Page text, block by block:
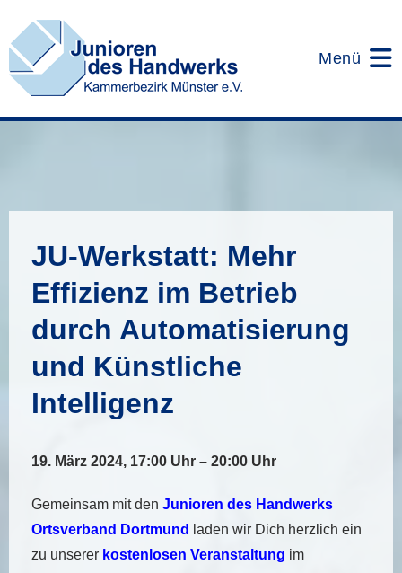
Inhalt
springen
Menü
JU-Werkstatt: Mehr
Effizienz im Betrieb
durch Automatisierung
und Künstliche
Intelligenz
19. März 2024, 17:00 Uhr – 20:00 Uhr
Gemeinsam mit den Junioren des Handwerks
Ortsverband Dortmund
laden wir Dich herzlich ein
zu unserer kostenlosen Veranstaltung im